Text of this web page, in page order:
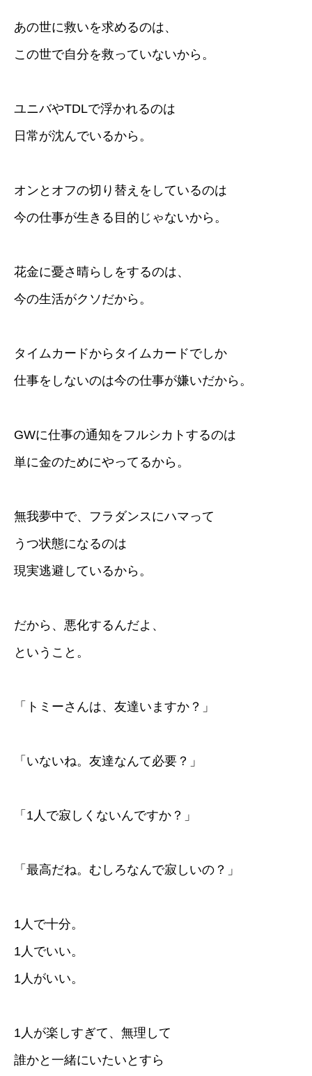
あの世に救いを求めるのは、
この世で自分を救っていないから。
ユニバやTDLで浮かれるのは
日常が沈んでいるから。
オンとオフの切り替えをしているのは
今の仕事が生きる目的じゃないから。
花金に憂さ晴らしをするのは、
今の生活がクソだから。
タイムカードからタイムカードでしか
仕事をしないのは今の仕事が嫌いだから。
GWに仕事の通知をフルシカトするのは
単に金のためにやってるから。
無我夢中で、フラダンスにハマって
うつ状態になるのは
現実逃避しているから。
だから、悪化するんだよ、
ということ。
「トミーさんは、友達いますか？」
「いないね。友達なんて必要？」
「1人で寂しくないんですか？」
「最高だね。むしろなんで寂しいの？」
1人で十分。
1人でいい。
1人がいい。
1人が楽しすぎて、無理して
誰かと一緒にいたいとすら